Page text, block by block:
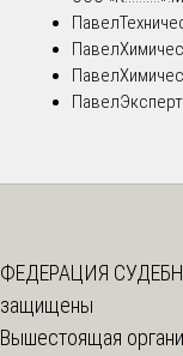
Павел
Павел
Павел
Павел
ФЕДЕРАЦИЯ
защищены
Вышестоящая